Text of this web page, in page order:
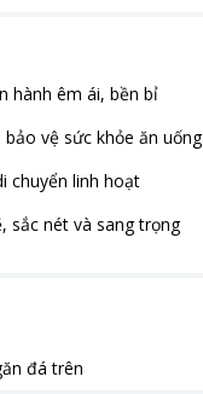
hành êm ái, bền bỉ
vệ sức khỏe ăn uống
chuyển linh hoạt
sắc nét và sang trọng
đá trên